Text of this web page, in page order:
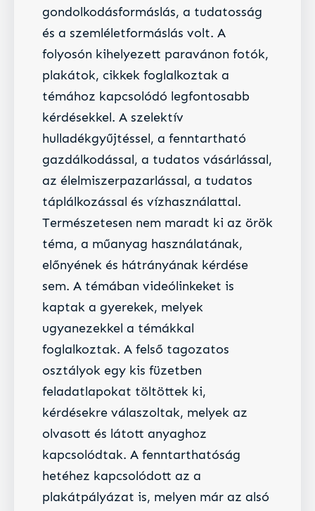
gondolkodásformáslás, a tudatosság
és a szemléletformáslás volt. A
folyosón kihelyezett paravánon fotók,
plakátok, cikkek foglalkoztak a
témához kapcsolódó legfontosabb
kérdésekkel. A szelektív
hulladékgyűjtéssel, a fenntartható
gazdálkodással, a tudatos vásárlással,
az élelmiszerpazarlással, a tudatos
táplálkozással és vízhasználattal.
Természetesen nem maradt ki az örök
téma, a műanyag használatának,
előnyének és hátrányának kérdése
sem. A témában videólinkeket is
kaptak a gyerekek, melyek
ugyanezekkel a témákkal
foglalkoztak. A felső tagozatos
osztályok egy kis füzetben
feladatlapokat töltöttek ki,
kérdésekre válaszoltak, melyek az
olvasott és látott anyaghoz
kapcsolódtak. A fenntarthatóság
hetéhez kapcsolódott az a
plakátpályázat is, melyen már az alsó